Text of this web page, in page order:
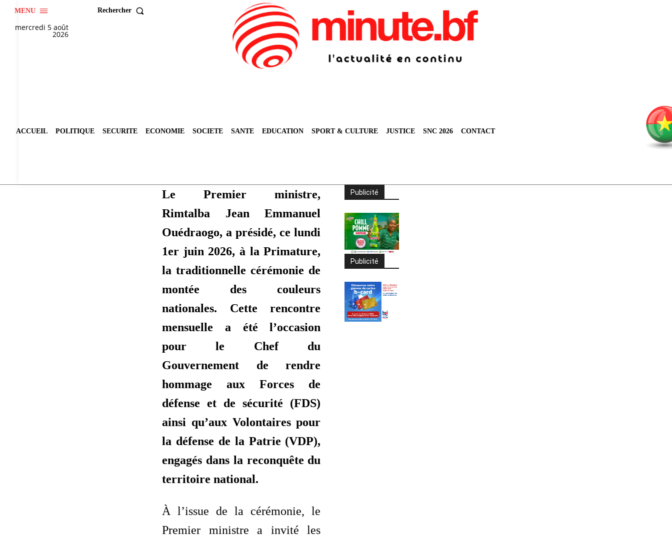
MENU Rechercher
mercredi 5 août
2026
ACCUEIL POLITIQUE SECURITE ECONOMIE SOCIETE SANTE EDUCATION SPORT & CULTURE JUSTICE SNC 2026 CONTACT
Le Premier ministre,
Rimtalba Jean Emmanuel
Ouédraogo, a présidé, ce lundi
1er juin 2026, à la Primature,
la traditionnelle cérémonie de
montée des couleurs
nationales. Cette rencontre
mensuelle a été l’occasion
pour le Chef du
Gouvernement de rendre
hommage aux Forces de
défense et de sécurité (FDS)
ainsi qu’aux Volontaires pour
la défense de la Patrie (VDP),
engagés dans la reconquête du
territoire national.
À l’issue de la cérémonie, le
Premier ministre a invité les
Publicité
Publicité